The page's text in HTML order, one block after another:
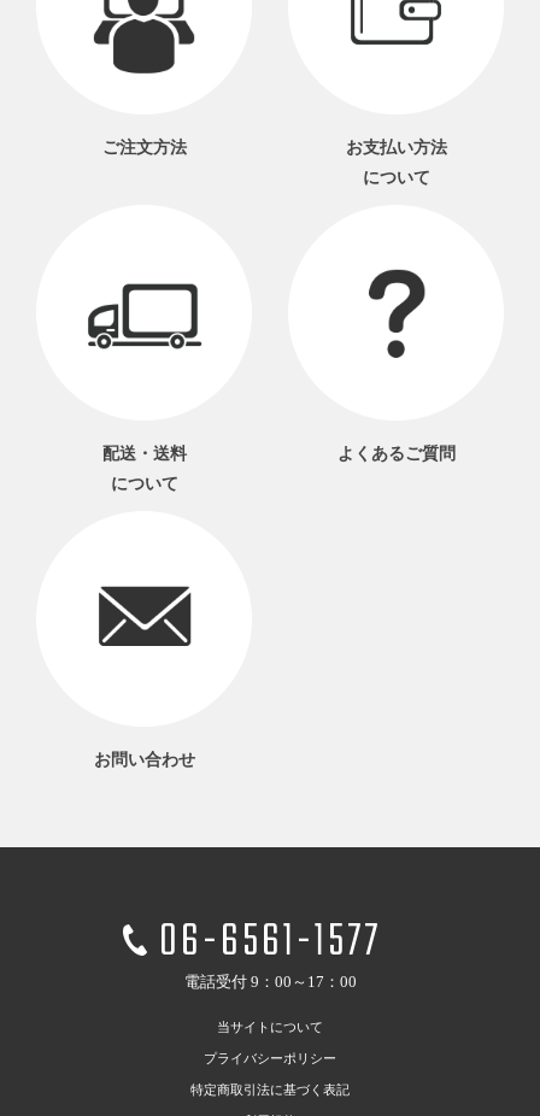
ご注文方法
お支払い方法
について
配送・送料
について
よくあるご質問
お問い合わせ
06-6561-1577
電話受付 9：00～17：00
当サイトについて
プライバシーポリシー
特定商取引法に基づく表記